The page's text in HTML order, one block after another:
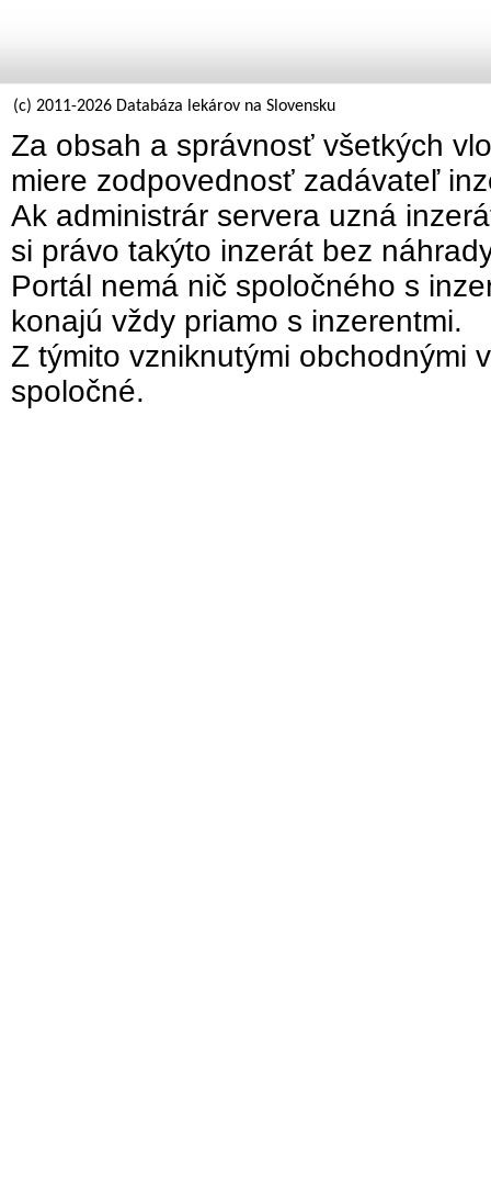
(c) 2011-2026 Databáza lekárov na Slovensku
Za obsah a správnosť všetkých
miere zodpovednosť zadávateľ
Ak administrár servera uzná
si právo takýto inzerát bez
Portál nemá nič spoločného s
konajú vždy priamo s inzerentmi.
Z týmito vzniknutými obchodnými
spoločné.